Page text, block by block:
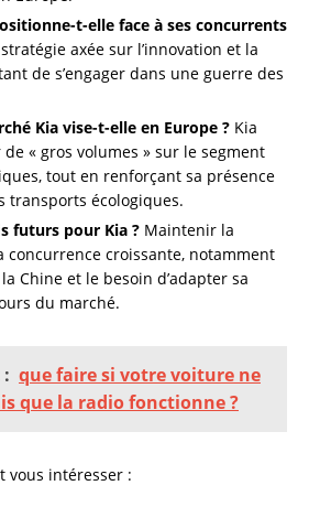
t-elle face à ses concurrents
axée sur l’innovation et la
de s’engager dans une guerre des
Kia vise-t-elle en Europe ? Kia
« gros volumes » sur le segment
tout en renforçant sa présence
transports écologiques.
futurs pour Kia ? Maintenir la
concurrence croissante, notamment
Chine et le besoin d’adapter sa
du marché.
que faire si votre voiture ne
que la radio fonctionne ?
vous intéresser :